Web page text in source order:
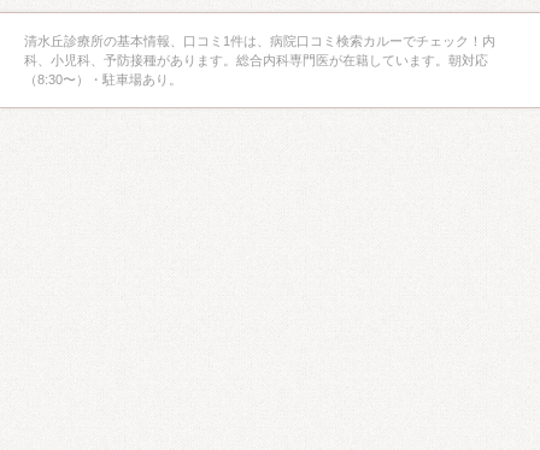
清水丘診療所の基本情報、口コミ1件は、病院口コミ検索カルーでチェック！内
科、小児科、予防接種があります。総合内科専門医が在籍しています。朝対応
（8:30〜）・駐車場あり。